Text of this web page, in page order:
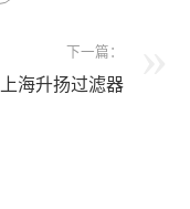
下一篇：
上海升扬过滤器